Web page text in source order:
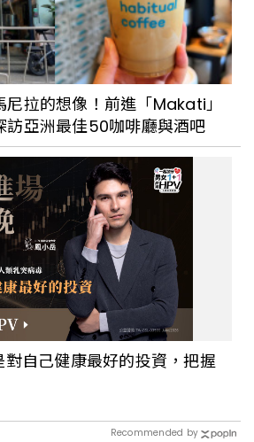
拉的想像！前進「Makati」
訪亞洲最佳50咖啡廳與酒吧
對自己健康最好的投資，把握
Recommended by